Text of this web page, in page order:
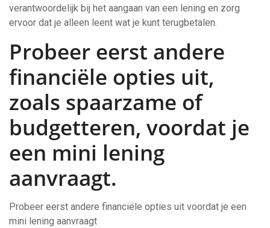
verantwoordelijk bij het aangaan van een lening en zorg
ervoor dat je alleen leent wat je kunt terugbetalen.
Probeer eerst andere
financiële opties uit,
zoals spaarzame of
budgetteren, voordat je
een mini lening
aanvraagt.
Probeer eerst andere financiële opties uit voordat je een
mini lening aanvraagt